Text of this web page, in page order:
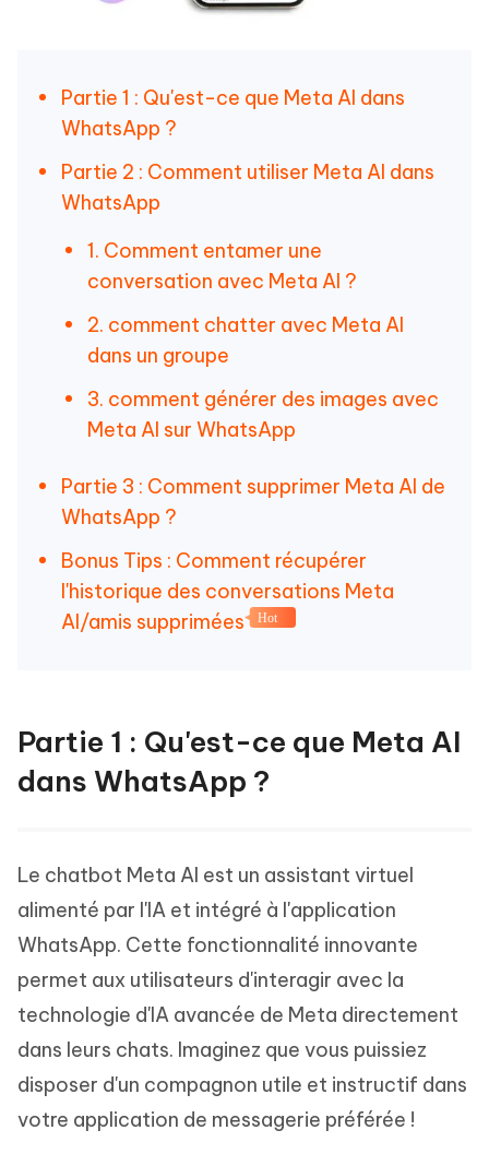
Partie 1 : Qu'est-ce que Meta AI dans
WhatsApp ?
Partie 2 : Comment utiliser Meta AI dans
WhatsApp
1. Comment entamer une
conversation avec Meta AI ?
2. comment chatter avec Meta AI
dans un groupe
3. comment générer des images avec
Meta AI sur WhatsApp
Partie 3 : Comment supprimer Meta AI de
WhatsApp ?
Bonus Tips : Comment récupérer
l'historique des conversations Meta
AI/amis supprimées
Hot
Partie 1 : Qu'est-ce que Meta AI
dans WhatsApp ?
Le chatbot Meta AI est un assistant virtuel
alimenté par l'IA et intégré à l'application
WhatsApp. Cette fonctionnalité innovante
permet aux utilisateurs d'interagir avec la
technologie d'IA avancée de Meta directement
dans leurs chats. Imaginez que vous puissiez
disposer d'un compagnon utile et instructif dans
votre application de messagerie préférée !